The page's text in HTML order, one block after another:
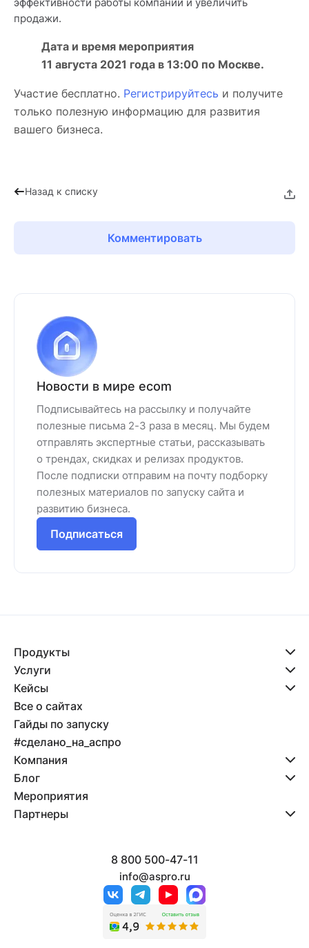
продажи.
Дата и время мероприятия
11 августа 2021 года в 13:00 по Москве.
Участие бесплатно. Регистрируйтесь и получите
только полезную информацию для развития
вашего бизнеса.
Назад к списку
Комментировать
Новости в мире ecom
Подписывайтесь на рассылку и получайте
полезные письма 2-3 раза в месяц. Мы будем
отправлять экспертные статьи, рассказывать
о трендах, скидках и релизах продуктов.
После подписки отправим на почту подборку
полезных материалов по запуску сайта и
развитию бизнеса.
Подписаться
Продукты
Услуги
Кейсы
Все о сайтах
Гайды по запуску
#сделано_на_аспро
Компания
Блог
Мероприятия
Партнеры
8 800 500-47-11
info@aspro.ru